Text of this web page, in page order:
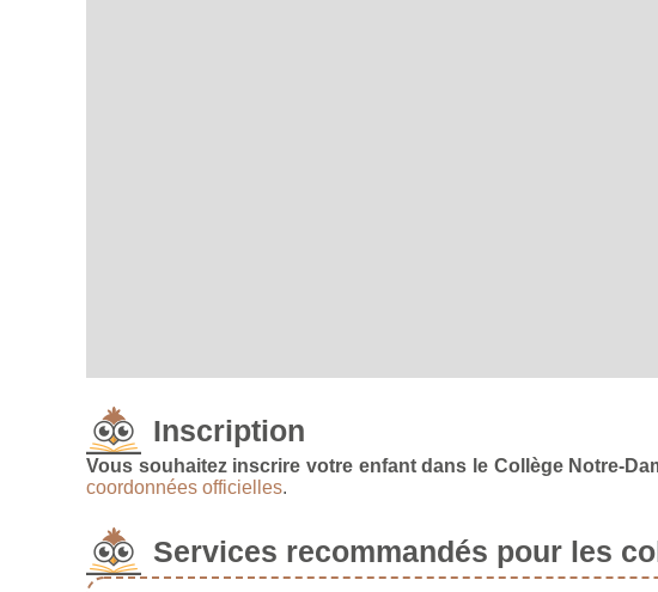
Inscription
Vous souhaitez inscrire votre enfant dans le Collège Notre-
coordonnées officielles.
Services recommandés pour les